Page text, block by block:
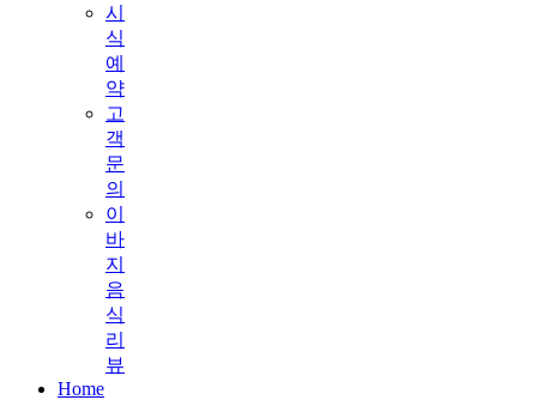
시
식
예
약
고
객
문
의
이
바
지
음
식
리
뷰
Home